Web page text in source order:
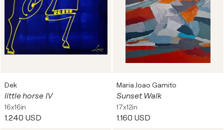
Dek
little horse IV
16x16in
1.240 USD
Maria Joao Gamito
Sunset Walk
17x12in
1.160 USD